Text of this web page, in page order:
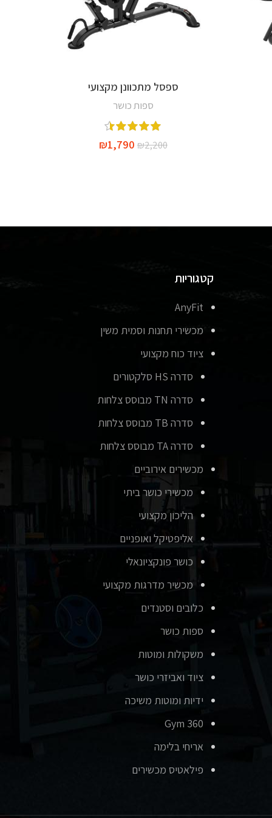
הוספה לסל
ספסל מתכוונן מקצועי
ספות כושר
₪2,200
₪1,790
קטגוריות
AnyFit
מכשירי תחנות וסמית משין
ציוד כוח מקצועי
סדרה HS סלקטורים
סדרה TN מבוסס צלחות
סדרה TB מבוסס צלחות
סדרה TA מבוסס צלחות
מכשירים אירוביים
מכשירי כושר ביתי
הליכון מקצועי
אליפטיקל ואופניים
כושר פונקציונאלי
מכשיר מדרגות מקצועי
כלובים וסטנדים
ספות כושר
משקולות ומוטות
ציוד ואביזרי כושר
ידיות ומוטות משיכה
Gym 360
אריחי בלימה
פילאטיס מכשירים